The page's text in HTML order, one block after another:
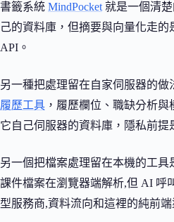
書籤系統 MindPocket 就是一個清
己的資料庫，但摘要與向量化走的
API。
另一種把處理留在自家伺服器的做
履歷工具 ，履歷欄位、職缺分析
它自己伺服器的資料庫，隱私前提
另一個把檔案處理留在本機的工具
課件檔案在瀏覽器端解析,但 AI 呼
型服務商,資料流向和這裡的純前端